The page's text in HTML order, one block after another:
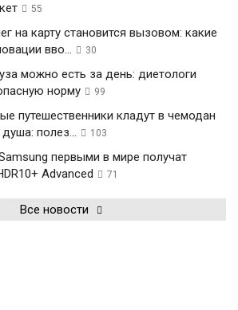
55
на карту становится вызовом: какие
вво...
30
можно есть за день: диетологи
норму
99
путешественники кладут в чемодан
полез...
103
первыми в мире получат
Advanced
71
Все новости